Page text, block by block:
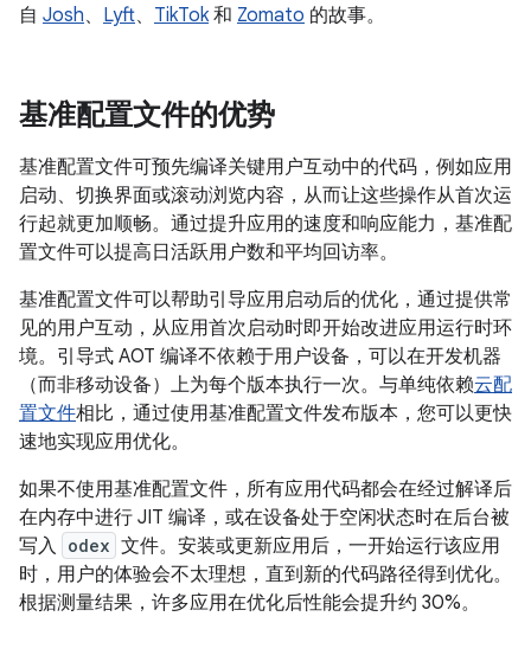
自 Josh、 Lyft、 TikTok和 Zomato 的故事。
基准配置文件的优势
基准配置文件可预先编译关键用户互动中的代码，例如应用
启动、切换界面或滚动浏览内容，从而让这些操作从首次运
行起就更加顺畅。通过提升应用的速度和响应能力，基准配
置文件可以提高日活跃用户数和平均回访率。
基准配置文件可以帮助引导应用启动后的优化，通过提供常
见的用户互动，从应用首次启动时即开始改进应用运行时环
境。引导式 AOT 编译不依赖于用户设备，可以在开发机器
（而非移动设备）上为每个版本执行一次。与单纯依赖云配
置文件相比，通过使用基准配置文件发布版本，您可以更快
速地实现应用优化。
如果不使用基准配置文件，所有应用代码都会在经过解译后
在内存中进行 JIT 编译，或在设备处于空闲状态时在后台被
写入 odex 文件。安装或更新应用后，一开始运行该应用
时，用户的体验会不太理想，直到新的代码路径得到优化。
根据测量结果，许多应用在优化后性能会提升约 30%。